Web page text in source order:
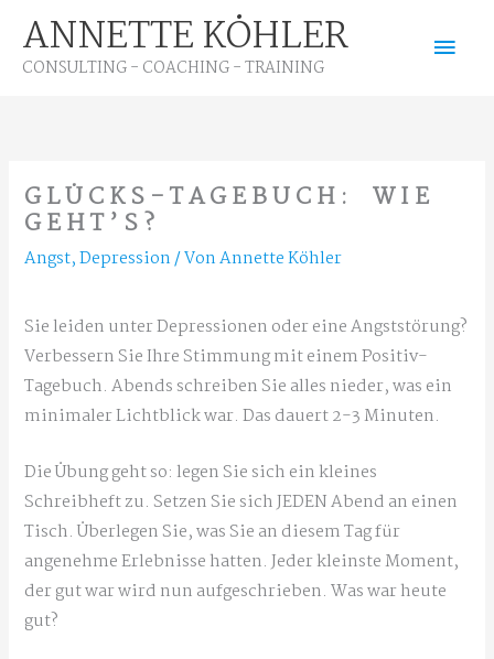
Inhalt
springen
ANNETTE KÖHLER
CONSULTING - COACHING - TRAINING
GLÜCKS-TAGEBUCH: WIE
GEHT’S?
Angst,Depression/ VonAnnette Köhler
Sie leiden unter Depressionen oder eine Angststörung?
Verbessern Sie Ihre Stimmung mit einem Positiv-
Tagebuch. Abends schreiben Sie alles nieder, was ein
minimaler Lichtblick war. Das dauert 2-3 Minuten.
Die Übung geht so: legen Sie sich ein kleines
Schreibheft zu. Setzen Sie sich JEDEN Abend an einen
Tisch. Überlegen Sie, was Sie an diesem Tag für
angenehme Erlebnisse hatten. Jeder kleinste Moment,
der gut war wird nun aufgeschrieben. Was war heute
gut?